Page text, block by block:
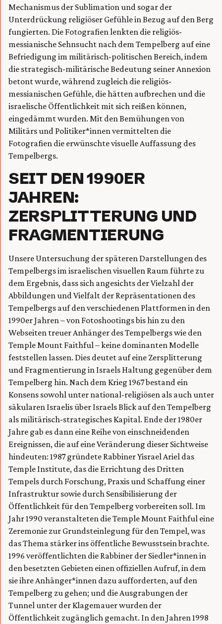
Mechanismus der Sublimation und sogar der
Unterdrückung religiöser Gefühle in Bezug auf den Berg
fungierten. Die Fotografien lenkten die religiös-
messianische Sehnsucht nach dem Tempelberg auf eine
Befriedigung im militärisch-politischen Bereich, indem
die strategisch-militärische Bedeutung seiner Annexion
betont wurde, während zugleich die religiös-
messianischen Gefühle, die hätten aufbrechen und die
israelische Öffentlichkeit mit sich reißen können,
eingedämmt wurden. Mit den Bemühungen von
Militärs und Politiker*innen vermittelten die
Fotografien die erwünschte visuelle Auffassung des
Tempelbergs.
SEIT DEN 1990ER
JAHREN:
ZERSPLITTERUNG UND
FRAGMENTIERUNG
Unsere Untersuchung der späteren Darstellungen des
Tempelbergs im israelischen visuellen Raum führte zu
dem Ergebnis, dass sich angesichts der Vielzahl der
Abbildungen und Vielfalt der Repräsentationen des
Tempelbergs auf den verschiedenen Plattformen in den
1990er Jahren – von Fotoshootings bis hin zu den
Webseiten treuer Anhänger des Tempelbergs wie den
Temple Mount Faithful – keine dominanten Modelle
feststellen lassen. Dies deutet auf eine Zersplitterung
und Fragmentierung in Israels Haltung gegenüber dem
Tempelberg hin. Nach dem Krieg 1967 bestand ein
Konsens sowohl unter national-religiösen als auch unter
säkularen Israelis über Israels Blick auf den Tempelberg
als militärisch-strategisches Kapital. Ende der 1980er
Jahre gab es dann eine Reihe von einschneidenden
Ereignissen, die auf eine Veränderung dieser Sichtweise
hindeuten: 1987 gründete Rabbiner Yisrael Ariel das
Temple Institute, das die Errichtung des Dritten
Tempels durch Forschung, Praxis und Schaffung einer
Infrastruktur sowie durch Sensibilisierung der
Öffentlichkeit für den Tempelberg vorbereiten soll. Im
Jahr 1990 veranstalteten die Temple Mount Faithful eine
Zeremonie zur Grundsteinlegung für den Tempel, was
das Thema stärker ins öffentliche Bewusstsein brachte.
1996 veröffentlichten die Rabbiner der Siedler*innen in
den besetzten Gebieten einen offiziellen Aufruf, in dem
sie ihre Anhänger*innen dazu aufforderten, auf den
Tempelberg zu gehen; und die Ausgrabungen der
Tunnel unter der Klagemauer wurden der
Öffentlichkeit zugänglich gemacht. In den Jahren 1998